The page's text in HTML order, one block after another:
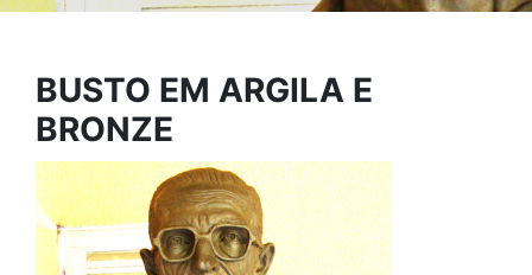
BUSTO EM ARGILA E
BRONZE